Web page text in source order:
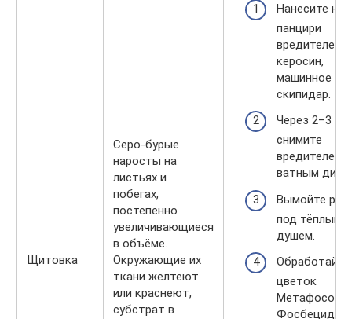
Щитовка
Серо-бурые
наросты на
листьях и
побегах,
постепенно
увеличивающиеся
в объёме.
Окружающие их
ткани желтеют
или краснеют,
субстрат в
Нанесите на
панцири
вредителей
керосин,
машинное
скипидар.
Через 2–3
снимите
вредителем
ватным
Вымойте
под тёплым
душем.
Обработайте
цветок
Метафосом,
Фосбецидом,